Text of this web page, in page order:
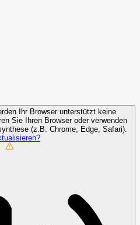
Ihr Browser unterstützt keine
Sie Ihren Browser oder verwenden
(z.B. Chrome, Edge, Safari).